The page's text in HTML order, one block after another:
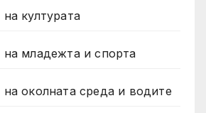
културата
младежта и спорта
околната среда и водите